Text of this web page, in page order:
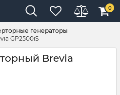
0
генераторы
GP2500iS
Brevia